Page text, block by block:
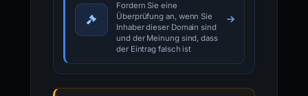
Fordern Sie eine
Überprüfung an, wenn Sie
Inhaber dieser Domain sind
und der Meinung sind, dass
der Eintrag falsch ist